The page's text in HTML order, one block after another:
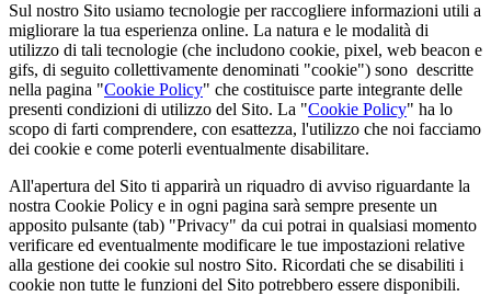
Sul nostro Sito usiamo tecnologie per raccogliere informazioni utili a
migliorare la tua esperienza online. La natura e le modalità di
utilizzo di tali tecnologie (che includono cookie, pixel, web beacon e
gifs, di seguito collettivamente denominati "cookie") sono descritte
nella pagina "Cookie Policy" che costituisce parte integrante delle
presenti condizioni di utilizzo del Sito. La "Cookie Policy" ha lo
scopo di farti comprendere, con esattezza, l'utilizzo che noi facciamo
dei cookie e come poterli eventualmente disabilitare.
All'apertura del Sito ti apparirà un riquadro di avviso riguardante la
nostra Cookie Policy e in ogni pagina sarà sempre presente un
apposito pulsante (tab) "Privacy" da cui potrai in qualsiasi momento
verificare ed eventualmente modificare le tue impostazioni relative
alla gestione dei cookie sul nostro Sito. Ricordati che se disabiliti i
cookie non tutte le funzioni del Sito potrebbero essere disponibili.